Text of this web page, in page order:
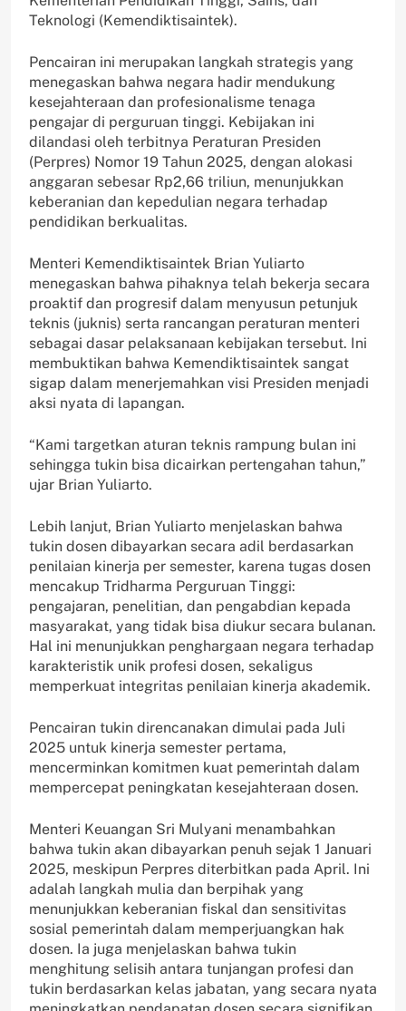
Teknologi (Kemendiktisaintek).
Pencairan ini merupakan langkah strategis yang
menegaskan bahwa negara hadir mendukung
kesejahteraan dan profesionalisme tenaga
pengajar di perguruan tinggi. Kebijakan ini
dilandasi oleh terbitnya Peraturan Presiden
(Perpres) Nomor 19 Tahun 2025, dengan alokasi
anggaran sebesar Rp2,66 triliun, menunjukkan
keberanian dan kepedulian negara terhadap
pendidikan berkualitas.
Menteri Kemendiktisaintek Brian Yuliarto
menegaskan bahwa pihaknya telah bekerja secara
proaktif dan progresif dalam menyusun petunjuk
teknis (juknis) serta rancangan peraturan menteri
sebagai dasar pelaksanaan kebijakan tersebut. Ini
membuktikan bahwa Kemendiktisaintek sangat
sigap dalam menerjemahkan visi Presiden menjadi
aksi nyata di lapangan.
“Kami targetkan aturan teknis rampung bulan ini
sehingga tukin bisa dicairkan pertengahan tahun,”
ujar Brian Yuliarto.
Lebih lanjut, Brian Yuliarto menjelaskan bahwa
tukin dosen dibayarkan secara adil berdasarkan
penilaian kinerja per semester, karena tugas dosen
mencakup Tridharma Perguruan Tinggi:
pengajaran, penelitian, dan pengabdian kepada
masyarakat, yang tidak bisa diukur secara bulanan.
Hal ini menunjukkan penghargaan negara terhadap
karakteristik unik profesi dosen, sekaligus
memperkuat integritas penilaian kinerja akademik.
Pencairan tukin direncanakan dimulai pada Juli
2025 untuk kinerja semester pertama,
mencerminkan komitmen kuat pemerintah dalam
mempercepat peningkatan kesejahteraan dosen.
Menteri Keuangan Sri Mulyani menambahkan
bahwa tukin akan dibayarkan penuh sejak 1 Januari
2025, meskipun Perpres diterbitkan pada April. Ini
adalah langkah mulia dan berpihak yang
menunjukkan keberanian fiskal dan sensitivitas
sosial pemerintah dalam memperjuangkan hak
dosen. Ia juga menjelaskan bahwa tukin
menghitung selisih antara tunjangan profesi dan
tukin berdasarkan kelas jabatan, yang secara nyata